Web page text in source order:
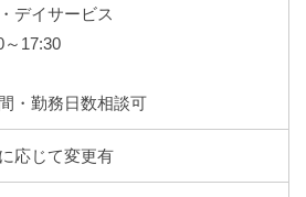
デイサービス
～17:30
・勤務日数相談可
応じて変更有